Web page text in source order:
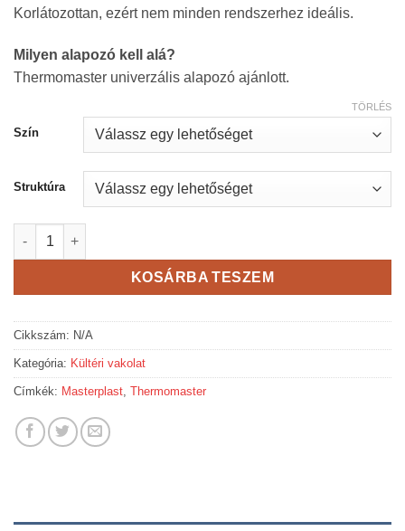
Korlátozottan, ezért nem minden rendszerhez ideális.
Milyen alapozó kell alá?
Thermomaster univerzális alapozó ajánlott.
Szín
Struktúra
TÖRLÉS
Thermomaster Akril vékonyvakolat - 25 kg mennyiség
KOSÁRBA TESZEM
Cikkszám: N/A
Kategória: Kültéri vakolat
Címkék: Masterplast Thermomaster